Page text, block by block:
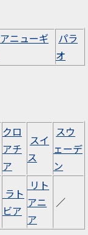
ニューギ
パラ
オ
クロ
アチ
ア
スイ
ス
スウ
ェーデ
ン
ラト
ビア
リト
アニ
ア
／